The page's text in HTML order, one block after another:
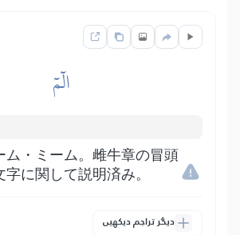
الٓمٓ
ム・ミーム。雌牛章の冒頭
に関して説明済み。
دیگر تراجم دیکھیں